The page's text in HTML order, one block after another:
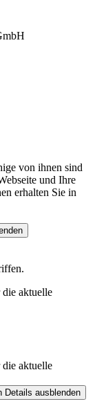
von ihnen sind
und Ihre
erhalten Sie in
aktuelle
aktuelle
Details ausblenden